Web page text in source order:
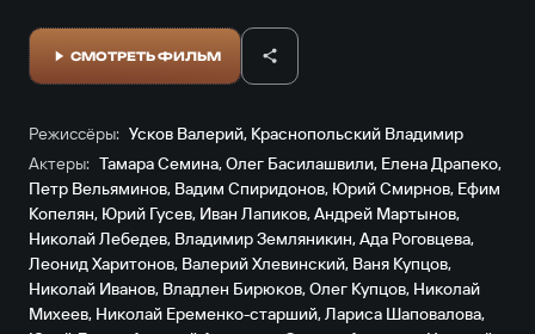
Режиссёры: Усков Валерий, Краснопольский Владимир
Актеры: Тамара Семина,Олег Басилашвили, Елена Драпеко,
Петр Вельяминов, Вадим Спиридонов, Юрий Смирнов, Ефим
Копелян, Юрий Гусев, Иван Лапиков,Андрей Мартынов,
Николай Лебедев, Владимир Земляникин,Ада Роговцева,
Леонид Харитонов, Валерий Хлевинский, Ваня Купцов,
Николай Иванов, Владлен Бирюков,Олег Купцов, Николай
Михеев, Николай Еременко-старший,Лариса Шаповалова,
СМОТРЕТЬ ФИЛЬМ